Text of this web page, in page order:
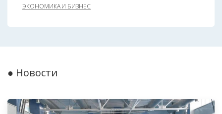
ЭКОНОМИКА И БИЗНЕС
● Новости